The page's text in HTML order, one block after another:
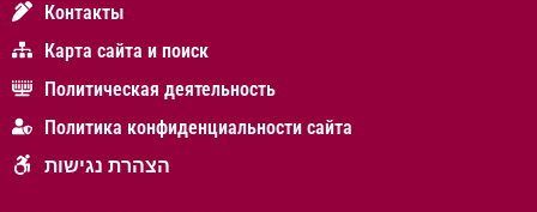
Контакты
Карта сайта и поиск
Политическая деятельность
Политика конфиденциальности сайта
הצהרת נגישות